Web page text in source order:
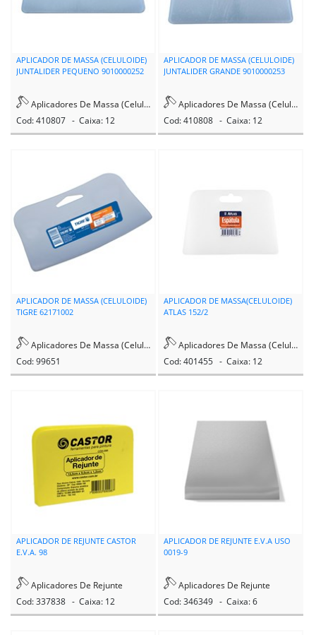
PINTOFF SPARLACK
QUARTZOLIT
RETOQUE
ROLOFLEX
ROMA PINCÉIS
SALVABRAS
SATA
SIKA
STANLEY
TATU
TBR
TF-7 DO BRASIL
APLICADOR DE MASSA (CELULOIDE)
JUNTALIDER PEQUENO 9010000252
Aplicadores De Massa (Celuloide)
Cod: 410807 - Caixa: 12
APLICADOR DE MASSA (CELULOIDE)
JUNTALIDER GRANDE 9010000253
Aplicadores De Massa (Celuloide)
Cod: 410808 - Caixa: 12
APLICADOR DE MASSA (CELULOIDE)
TIGRE 62171002
Aplicadores De Massa (Celuloide)
Cod: 99651
APLICADOR DE MASSA(CELULOIDE)
ATLAS 152/2
Aplicadores De Massa (Celuloide)
Cod: 401455 - Caixa: 12
APLICADOR DE REJUNTE CASTOR
E.V.A. 98
Aplicadores De Rejunte
Cod: 337838 - Caixa: 12
APLICADOR DE REJUNTE E.V.A USO
0019-9
Aplicadores De Rejunte
Cod: 346349 - Caixa: 6